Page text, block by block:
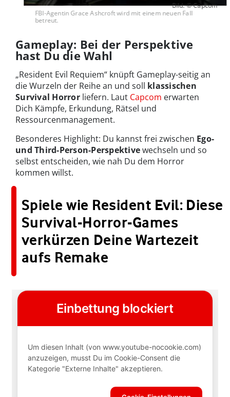
FBI-Agentin Grace Ashcroft wird mit einem neuen Fall
betreut.
Bild: © Capcom
Gameplay: Bei der Perspektive
hast Du die Wahl
„Resident Evil Requiem“ knüpft Gameplay-seitig an
die Wurzeln der Reihe an und soll klassischen
Survival Horrorliefern. Laut Capcom erwarten
Dich Kämpfe, Erkundung, Rätsel und
Ressourcenmanagement.
Besonderes Highlight: Du kannst frei zwischen Ego-
und Third-Person-Perspektivewechseln und so
selbst entscheiden, wie nah Du dem Horror
kommen willst.
Spiele wie Resident Evil: Diese
Survival-Horror-Games
verkürzen Deine Wartezeit
aufs Remake